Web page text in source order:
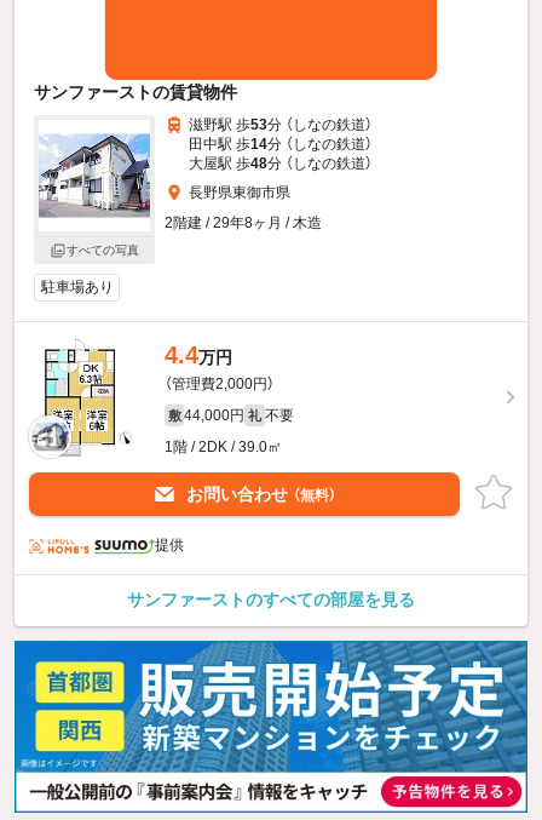
サンファーストの賃貸物件
すべての写真
滋野駅 歩53分 （しなの鉄道）
田中駅 歩14分 （しなの鉄道）
大屋駅 歩48分 （しなの鉄道）
長野県東御市県
2階建 / 29年8ヶ月 / 木造
駐車場あり
4.4万円
（管理費2,000円）
敷 44,000円 礼 不要
1階 / 2DK / 39.0㎡
お問い合わせ （無料）
提供
サンファーストのすべての部屋を見る